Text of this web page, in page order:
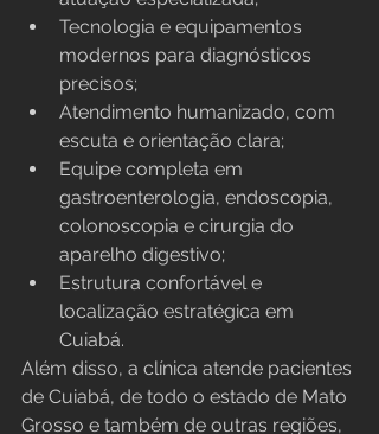
Tecnologia e equipamentos
modernos para diagnósticos
precisos;
Atendimento humanizado, com
escuta e orientação clara;
Equipe completa em
gastroenterologia, endoscopia,
colonoscopia e cirurgia do
aparelho digestivo;
Estrutura confortável e
localização estratégica em
Cuiabá.
Além disso, a clínica atende pacientes
de Cuiabá, de todo o estado de Mato
Grosso e também de outras regiões,